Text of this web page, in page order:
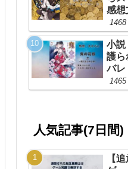
感想
小
護ら
バレ
人気記事(7日間)
【